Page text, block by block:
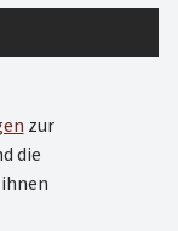
zur
die